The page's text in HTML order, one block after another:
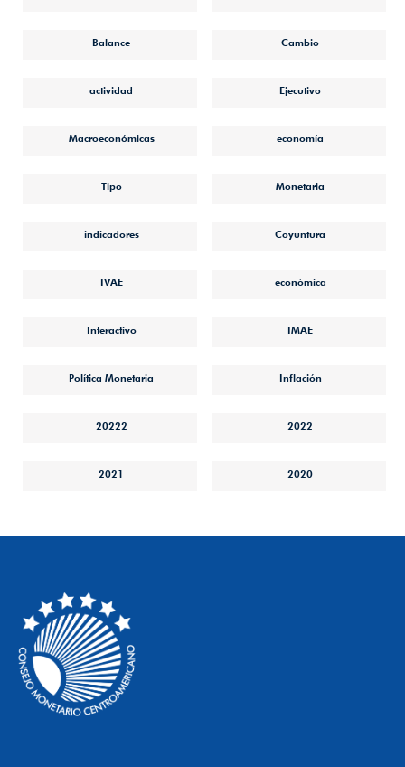
Balance Cambio
actividad Ejecutivo
Macroeconómicas economía
Tipo Monetaria
indicadores Coyuntura
IVAE económica
Interactivo IMAE
Política Monetaria Inflación
20222 2022
2021 2020